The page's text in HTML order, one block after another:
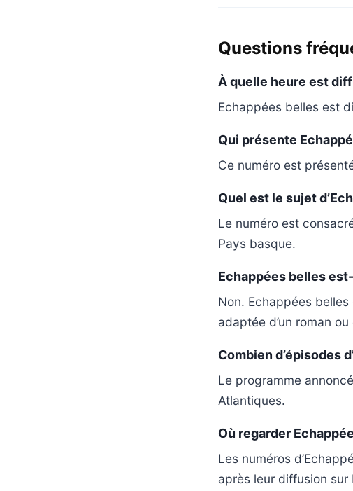
Questions
À quelle heure est
Echappées belles est
Qui présente
Ce numéro est
Quel est le sujet
Le numéro est
Pays basque.
Echappées belles
Non. Echappées
adaptée d’un roman
Combien d’épisodes
Le programme
Atlantiques.
Où regarder
Les numéros
après leur diffusion sur